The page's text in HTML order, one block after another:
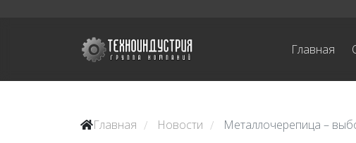
Главная
Главная / Новости / Металлочерепица –